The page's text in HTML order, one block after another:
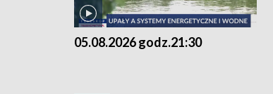
05.08.2026 godz.21:30